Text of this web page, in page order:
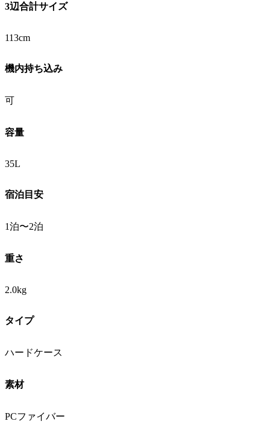
3辺合計サイズ
113cm
機内持ち込み
可
容量
35L
宿泊目安
1泊〜2泊
重さ
2.0kg
タイプ
ハードケース
素材
PCファイバー